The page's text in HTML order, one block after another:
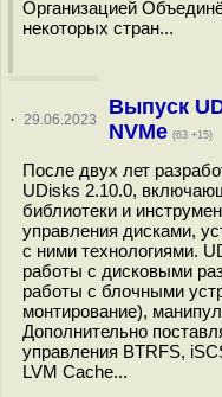
Организацией
некоторых стран...
· 29.06.2023
Выпуск
NVMe (63 +15)
После двух лет
UDisks 2.10.0,
библиотеки и
управления дисками,
с ними технологиями.
работы с дисковыми
работы с блочными
монтирование),
Дополнительно
управления BTRFS,
LVM Cache...